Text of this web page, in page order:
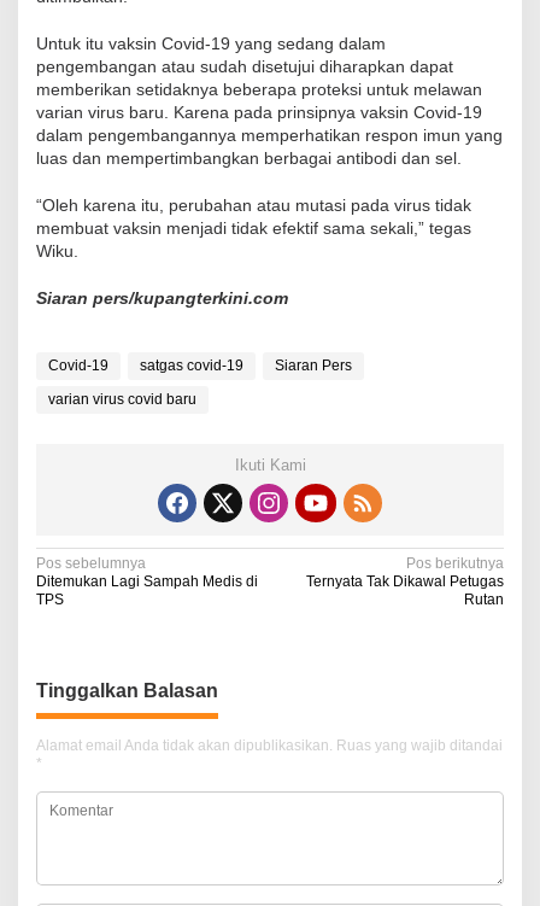
Untuk itu vaksin Covid-19 yang sedang dalam
pengembangan atau sudah disetujui diharapkan dapat
memberikan setidaknya beberapa proteksi untuk melawan
varian virus baru. Karena pada prinsipnya vaksin Covid-19
dalam pengembangannya memperhatikan respon imun yang
luas dan mempertimbangkan berbagai antibodi dan sel.
“Oleh karena itu, perubahan atau mutasi pada virus tidak
membuat vaksin menjadi tidak efektif sama sekali,” tegas
Wiku.
Siaran pers/kupangterkini.com
Covid-19 satgas covid-19
Siaran Pers
varian virus covid baru
Ikuti Kami
N
a
g
a
s
o
Pos sebelumnya
Ditemukan Lagi Sampah Medis di
TPS
Pos berikutnya
Ternyata Tak Dikawal Petugas
Rutan
Tinggalkan Balasan
Alamat email Anda tidak akan dipublikasikan. Ruas yang wajib ditandai
*